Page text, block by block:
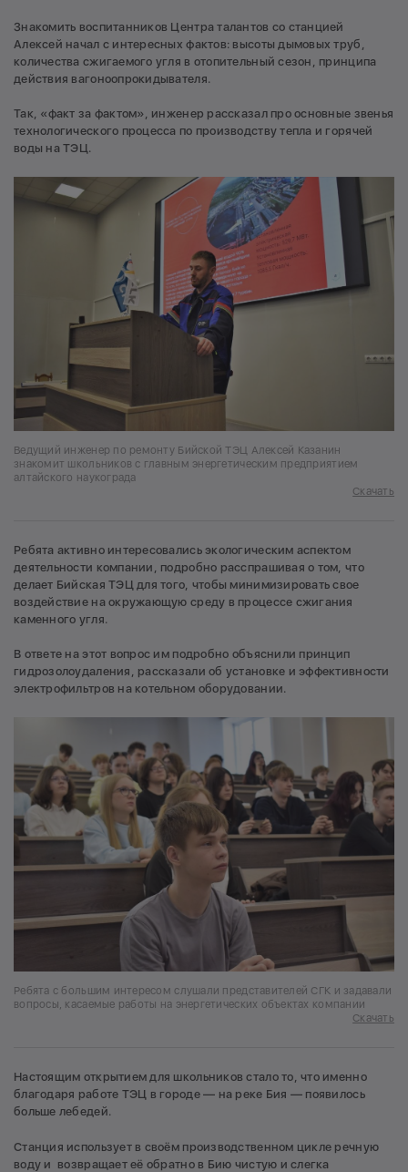
Знакомить воспитанников Центра талантов со станцией
Алексей начал с интересных фактов: высоты дымовых труб,
количества сжигаемого угля в отопительный сезон, принципа
действия вагоноопрокидывателя.
Так, «факт за фактом», инженер рассказал про основные звенья
технологического процесса по производству тепла и горячей
воды на ТЭЦ.
Ведущий инженер по ремонту Бийской ТЭЦ Алексей Казанин
знакомит школьников с главным энергетическим предприятием
алтайского наукограда
Скачать
Ребята активно интересовались экологическим аспектом
деятельности компании, подробно расспрашивая о том, что
делает Бийская ТЭЦ для того, чтобы минимизировать свое
воздействие на окружающую среду в процессе сжигания
каменного угля.
В ответе на этот вопрос им подробно объяснили принцип
гидрозолоудаления, рассказали об установке и эффективности
электрофильтров на котельном оборудовании.
Ребята с большим интересом слушали представителей СГК и задавали
вопросы, касаемые работы на энергетических объектах компании
Скачать
Настоящим открытием для школьников стало то, что именно
благодаря работе ТЭЦ в городе — на реке Бия — появилось
больше лебедей.
Станция использует в своём производственном цикле речную
воду и возвращает её обратно в Бию чистую и слегка